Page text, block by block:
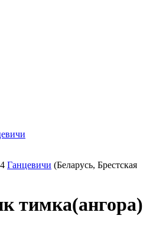
Ганцевичи (Беларусь, Брестская
тимка(ангора)